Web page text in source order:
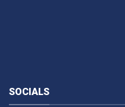
SOCIALS